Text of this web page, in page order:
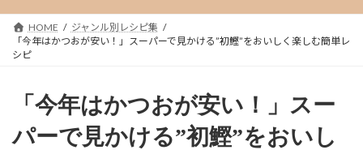
HOME
ジャンル別レシピ集
「今年はかつおが安い！」スーパーで見かける”初鰹”をおいしく楽しむ簡単レ
シピ
「今年はかつおが安い！」スー
パーで見かける”初鰹”をおいし